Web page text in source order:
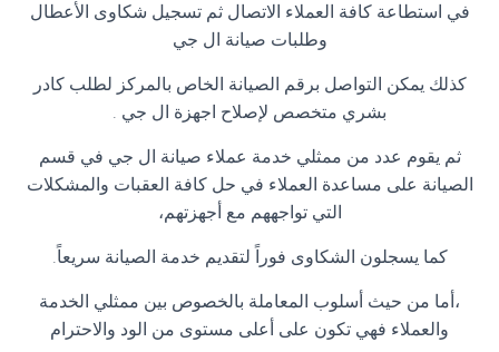
في استطاعة كافة العملاء الاتصال ثم تسجيل شكاوى الأعطال
وطلبات صيانة ال جي
كذلك يمكن التواصل برقم الصيانة الخاص بالمركز لطلب كادر
بشري متخصص لإصلاح اجهزة ال جي .
ثم يقوم عدد من ممثلي خدمة عملاء صيانة ال جي في قسم
الصيانة على مساعدة العملاء في حل كافة العقبات والمشكلات
التي تواجههم مع أجهزتهم،
كما يسجلون الشكاوى فوراً لتقديم خدمة الصيانة سريعاً.
،أما من حيث أسلوب المعاملة بالخصوص بين ممثلي الخدمة
والعملاء فهي تكون على أعلى مستوى من الود والاحترام